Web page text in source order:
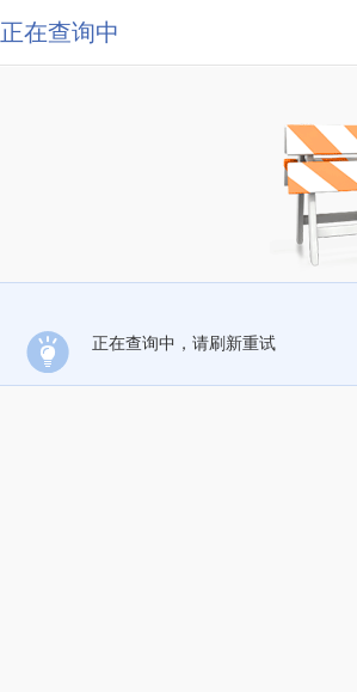
正在查询中
正在查询中，请刷新重试